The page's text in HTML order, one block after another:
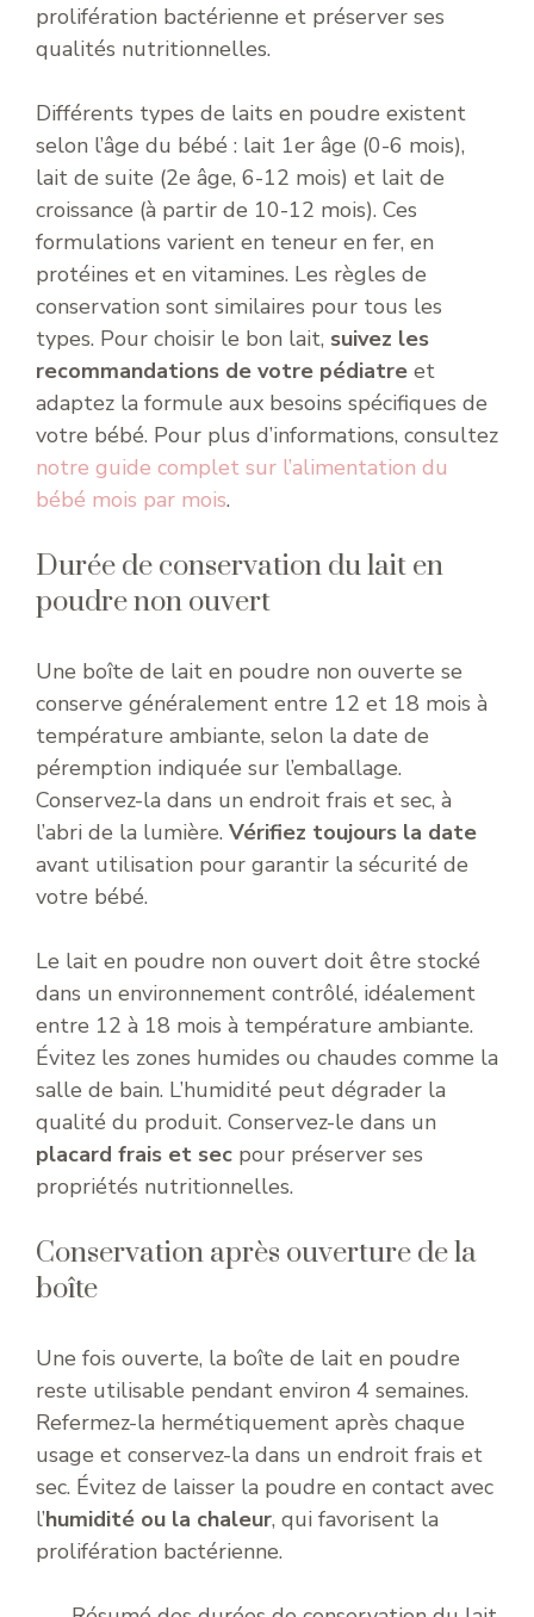
prolifération bactérienne et préserver ses
qualités nutritionnelles.
Différents types de laits en poudre existent
selon l’âge du bébé : lait 1er âge (0-6 mois),
lait de suite (2e âge, 6-12 mois) et lait de
croissance (à partir de 10-12 mois). Ces
formulations varient en teneur en fer, en
protéines et en vitamines. Les règles de
conservation sont similaires pour tous les
types. Pour choisir le bon lait, suivez les
recommandations de votre pédiatre et
adaptez la formule aux besoins spécifiques de
votre bébé. Pour plus d’informations, consultez
notre guide complet sur l’alimentation du
bébé mois par mois.
Durée de conservation du lait en
poudre non ouvert
Une boîte de lait en poudre non ouverte se
conserve généralement entre 12 et 18 mois à
température ambiante, selon la date de
péremption indiquée sur l’emballage.
Conservez-la dans un endroit frais et sec, à
l’abri de la lumière. Vérifiez toujours la date
avant utilisation pour garantir la sécurité de
votre bébé.
Le lait en poudre non ouvert doit être stocké
dans un environnement contrôlé, idéalement
entre 12 à 18 mois à température ambiante.
Évitez les zones humides ou chaudes comme la
salle de bain. L’humidité peut dégrader la
qualité du produit. Conservez-le dans un
placard frais et sec pour préserver ses
propriétés nutritionnelles.
Conservation après ouverture de la
boîte
Une fois ouverte, la boîte de lait en poudre
reste utilisable pendant environ 4 semaines.
Refermez-la hermétiquement après chaque
usage et conservez-la dans un endroit frais et
sec. Évitez de laisser la poudre en contact avec
l’humidité ou la chaleur, qui favorisent la
prolifération bactérienne.